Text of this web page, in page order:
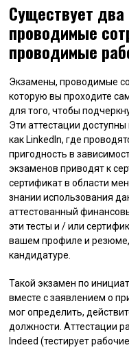
Существует два
проводимые
проводимые
Экзамены, проводимые
которую вы проходите
для того, чтобы
Эти аттестации
как LinkedIn, где
пригодность в
экзаменов приводят к
сертификат в области
знании использования
аттестованный
эти тесты и / или
вашем профиле и
кандидатуре.
Такой экзамен по
вместе с заявлением о
мог определить,
должности. Аттестации
Indeed (тестирует